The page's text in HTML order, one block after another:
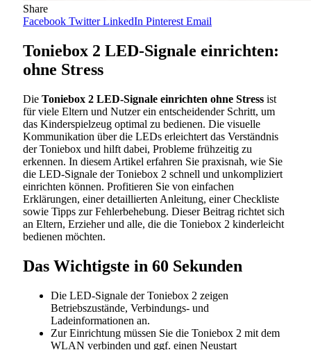
Share
Facebook Twitter LinkedIn Pinterest Email
Toniebox 2 LED-Signale einrichten:
ohne Stress
Die Toniebox 2 LED-Signale einrichten ohne Stress ist
für viele Eltern und Nutzer ein entscheidender Schritt, um
das Kinderspielzeug optimal zu bedienen. Die visuelle
Kommunikation über die LEDs erleichtert das Verständnis
der Toniebox und hilft dabei, Probleme frühzeitig zu
erkennen. In diesem Artikel erfahren Sie praxisnah, wie Sie
die LED-Signale der Toniebox 2 schnell und unkompliziert
einrichten können. Profitieren Sie von einfachen
Erklärungen, einer detaillierten Anleitung, einer Checkliste
sowie Tipps zur Fehlerbehebung. Dieser Beitrag richtet sich
an Eltern, Erzieher und alle, die die Toniebox 2 kinderleicht
bedienen möchten.
Das Wichtigste in 60 Sekunden
Die LED-Signale der Toniebox 2 zeigen
Betriebszustände, Verbindungs- und
Ladeinformationen an.
Zur Einrichtung müssen Sie die Toniebox 2 mit dem
WLAN verbinden und ggf. einen Neustart